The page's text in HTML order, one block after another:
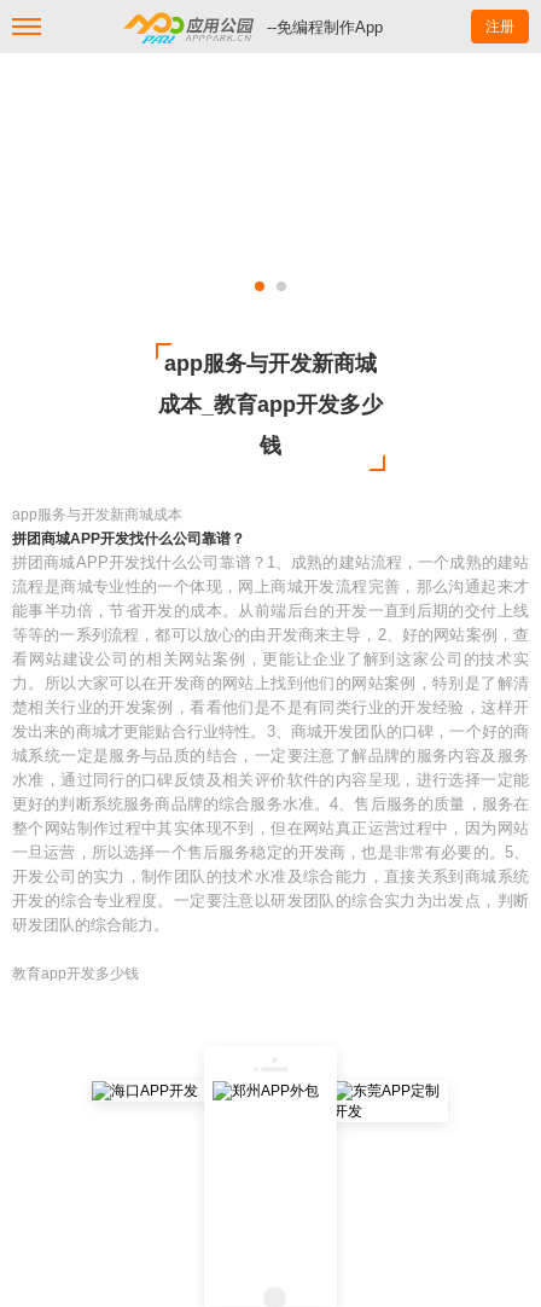
--免编程制作App 注册
app服务与开发新商城
成本_教育app开发多少
钱
app服务与开发新商城成本
拼团商城APP开发找什么公司靠谱？
拼团商城APP开发找什么公司靠谱？1、成熟的建站流程，一个成熟的建站
流程是商城专业性的一个体现，网上商城开发流程完善，那么沟通起来才
能事半功倍，节省开发的成本。从前端后台的开发一直到后期的交付上线
等等的一系列流程，都可以放心的由开发商来主导，2、好的网站案例，查
看网站建设公司的相关网站案例，更能让企业了解到这家公司的技术实
力。所以大家可以在开发商的网站上找到他们的网站案例，特别是了解清
楚相关行业的开发案例，看看他们是不是有同类行业的开发经验，这样开
发出来的商城才更能贴合行业特性。3、商城开发团队的口碑，一个好的商
城系统一定是服务与品质的结合，一定要注意了解品牌的服务内容及服务
水准，通过同行的口碑反馈及相关评价软件的内容呈现，进行选择一定能
更好的判断系统服务商品牌的综合服务水准。4、售后服务的质量，服务在
整个网站制作过程中其实体现不到，但在网站真正运营过程中，因为网站
一旦运营，所以选择一个售后服务稳定的开发商，也是非常有必要的。5、
开发公司的实力，制作团队的技术水准及综合能力，直接关系到商城系统
开发的综合专业程度。一定要注意以研发团队的综合实力为出发点，判断
研发团队的综合能力。
教育app开发多少钱